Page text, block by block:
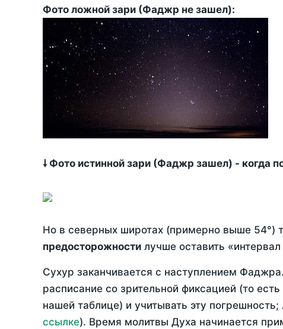
Фото ложной зари (Фаджр не зашел):
🠗 Фото истинной зари (Фаджр зашел) - когда
Но в северных широтах (примерно выше 54°)
предосторожности лучше оставить
Сухур заканчивается с наступлением
расписание со зрительной фиксацией (то
нашей таблице) и учитывать эту
ссылке). Время молитвы Духа начинается